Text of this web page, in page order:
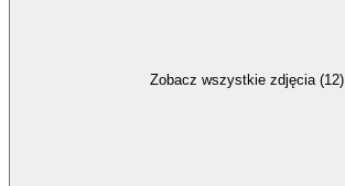
Zobacz wszystkie zdjęcia (12)